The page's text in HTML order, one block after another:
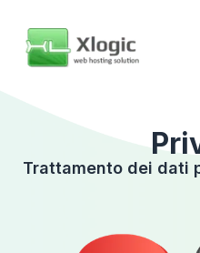
Trattamento dei dati